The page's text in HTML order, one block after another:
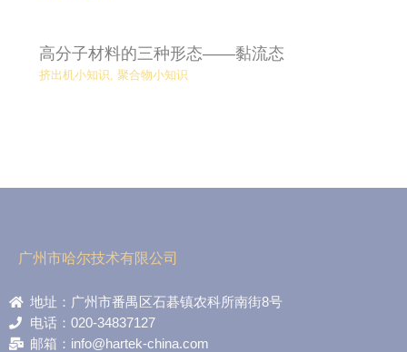
高分子材料的三种形态——黏流态
挤出机小知识, 聚合物小知识
广州市哈尔技术有限公司
地址：广州市番禺区石碁镇农科所南街8号
电话：020-34837127
邮箱：info@hartek-china.com